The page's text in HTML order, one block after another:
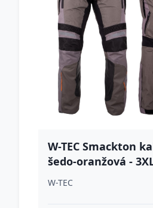
W-TEC Smackton
šedo-oranžová -
W-TEC